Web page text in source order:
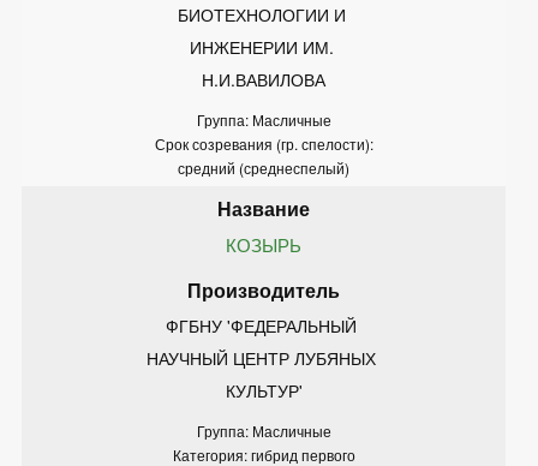
БИОТЕХНОЛОГИИ И
ИНЖЕНЕРИИ ИМ.
Н.И.ВАВИЛОВА
Группа: Масличные
Срок созревания (гр. спелости):
средний (среднеспелый)
КОЗЫРЬ
ФГБНУ 'ФЕДЕРАЛЬНЫЙ
НАУЧНЫЙ ЦЕНТР ЛУБЯНЫХ
КУЛЬТУР'
Группа: Масличные
Категория: гибрид первого